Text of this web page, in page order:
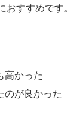
おすすめです。
高かった
のが良かった